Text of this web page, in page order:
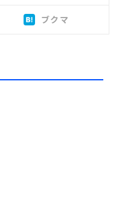
ブクマ